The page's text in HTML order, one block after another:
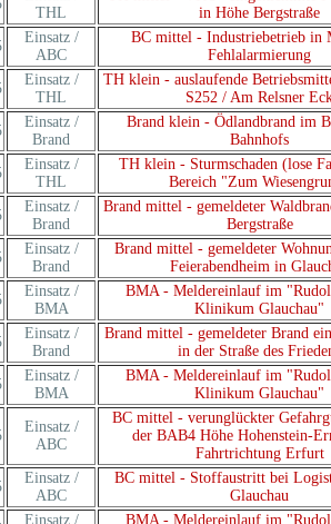
THL
in Höhe Bergstraße
Einsatz /
ABC
BC mittel - Industriebetrieb in
Fehlalarmierung
Einsatz /
THL
TH klein - auslaufende
S252 / Am Relsner
Einsatz /
Brand
Brand klein - Ödlandbrand im
Bahnhofs
Einsatz /
THL
TH klein - Sturmschaden (lose
Bereich "Zum
Einsatz /
Brand
Brand mittel - gemeldeter
Bergstraße
Einsatz /
Brand
Brand mittel - gemeldeter
Feierabendheim in
Einsatz /
BMA
BMA - Meldereinlauf im
Klinikum Glauchau"
Einsatz /
Brand
Brand mittel - gemeldeter Brand
in der Straße des
Einsatz /
BMA
BMA - Meldereinlauf im
Klinikum Glauchau"
Einsatz /
ABC
BC mittel - verunglückter
der BAB4 Höhe Hohenstein-
Fahrtrichtung Erfurt
Einsatz /
ABC
BC mittel - Stoffaustritt bei
Glauchau
Einsatz /
BMA - Meldereinlauf im